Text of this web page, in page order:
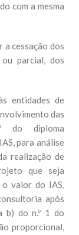
com a mesma
a cessação dos
parcial, dos
entidades de
das
do diploma
para análise
realização de
que seja
o valor do IAS,
após
b) do n.º 1 do
proporcional,